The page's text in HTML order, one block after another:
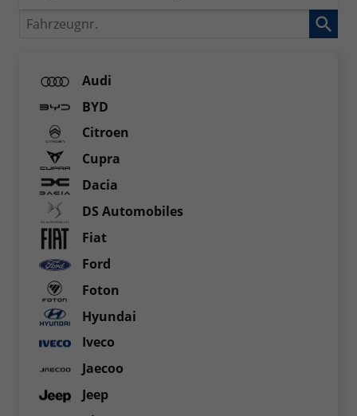
Fahrzeugnr.
Audi
BYD
Citroen
Cupra
Dacia
DS Automobiles
Fiat
Ford
Foton
Hyundai
Iveco
Jaecoo
Jeep